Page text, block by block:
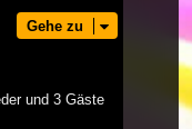
Gehe zu
und 3 Gäste